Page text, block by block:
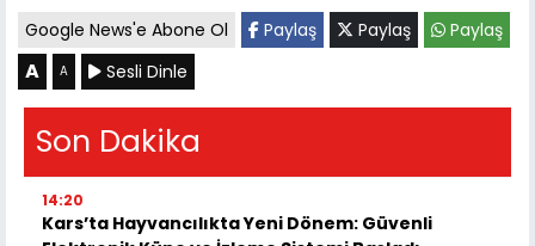
Google News'e Abone Ol Paylaş Paylaş Paylaş
A A Sesli Dinle
Son Dakika
14:20
Kars’ta Hayvancılıkta Yeni Dönem: Güvenli